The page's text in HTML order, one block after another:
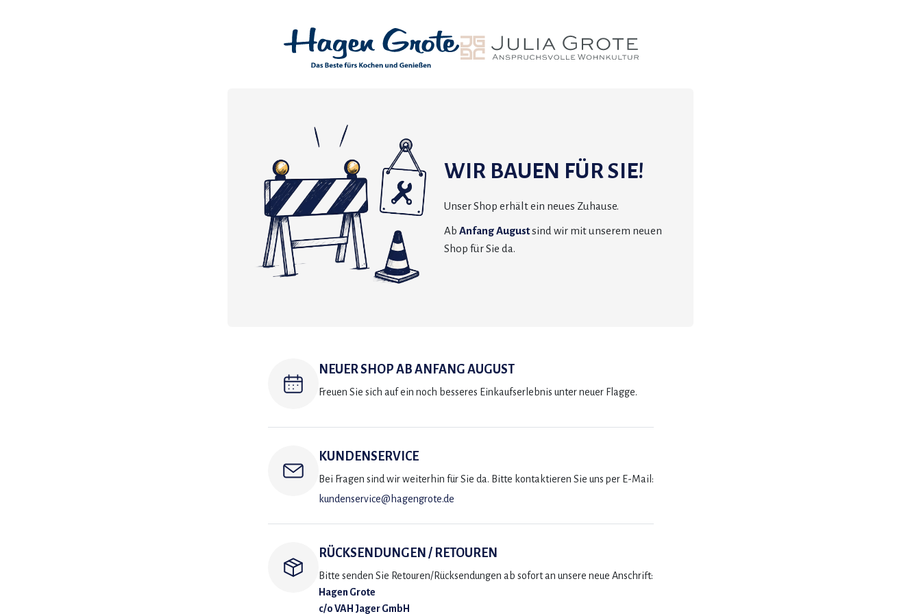
WIR BAUEN FÜR SIE!
Unser Shop erhält ein neues Zuhause.
Ab Anfang Augustsind wir mit unserem neuen
Shop für Sie da.
NEUER SHOP AB ANFANG AUGUST
Freuen Sie sich auf ein noch besseres Einkaufserlebnis unter neuer Flagge.
KUNDENSERVICE
Bei Fragen sind wir weiterhin für Sie da. Bitte kontaktieren Sie uns per E-Mail:
kundenservice@hagengrote.de
RÜCKSENDUNGEN / RETOUREN
Bitte senden Sie Retouren/Rücksendungen ab sofort an unsere neue Anschrift:
Hagen Grote
c/o VAH Jager GmbH